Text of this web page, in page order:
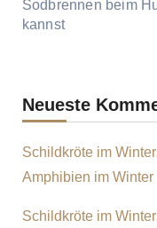
Sodbrennen beim
kannst
Neueste
Schildkröte im
Amphibien im Winter
Schildkröte im